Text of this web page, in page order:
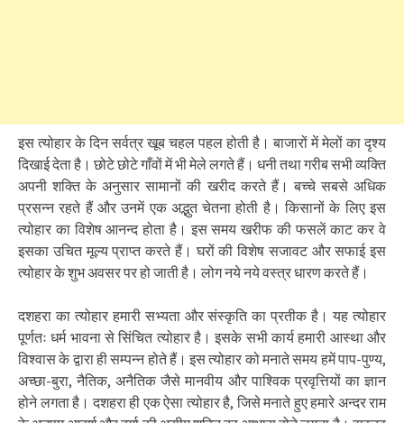
इस त्योहार के दिन सर्वत्र खूब चहल पहल होती है। बाजारों में मेलों का दृश्य
दिखाई देता है। छोटे छोटे गाँवों में भी मेले लगते हैं। धनी तथा गरीब सभी व्यक्ति
अपनी शक्ति के अनुसार सामानों की खरीद करते हैं। बच्चे सबसे अधिक
प्रसन्न रहते हैं और उनमें एक अद्भुत चेतना होती है। किसानों के लिए इस
त्योहार का विशेष आनन्द होता है। इस समय खरीफ की फसलें काट कर वे
इसका उचित मूल्य प्राप्त करते हैं। घरों की विशेष सजावट और सफाई इस
त्योहार के शुभ अवसर पर हो जाती है। लोग नये नये वस्त्र धारण करते हैं।
दशहरा का त्योहार हमारी सभ्यता और संस्कृति का प्रतीक है। यह त्योहार
पूर्णतः धर्म भावना से सिंचित त्योहार है। इसके सभी कार्य हमारी आस्था और
विश्वास के द्वारा ही सम्पन्न होते हैं। इस त्योहार को मनाते समय हमें पाप-पुण्य,
अच्छा-बुरा, नैतिक, अनैतिक जैसे मानवीय और पाश्विक प्रवृत्तियों का ज्ञान
होने लगता है। दशहरा ही एक ऐसा त्योहार है, जिसे मनाते हुए हमारे अन्दर राम